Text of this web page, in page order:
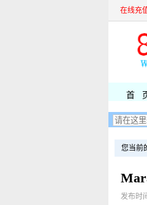
在线充
首
您当前
发布时